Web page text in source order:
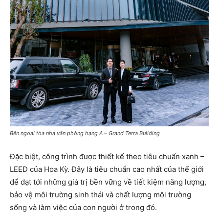
Bên ngoài tòa nhà văn phòng hạng A – Grand Terra Building
Đặc biệt, công trình được thiết kế theo tiêu chuẩn xanh –
LEED của Hoa Kỳ. Đây là tiêu chuẩn cao nhất của thế giới
để đạt tới những giá trị bền vững về tiết kiệm năng lượng,
bảo vệ môi trường sinh thái và chất lượng môi trường
sống và làm việc của con người ở trong đó.